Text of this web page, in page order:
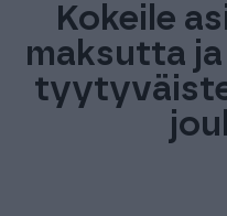
Kokeile
maksutta